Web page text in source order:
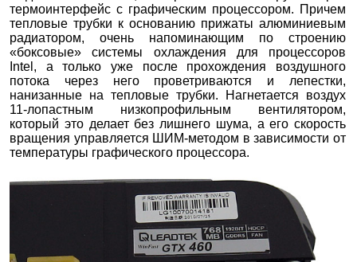
термоинтерфейс с графическим процессором. Причем
тепловые трубки к основанию прижаты алюминиевым
радиатором, очень напоминающим по строению
«боксовые» системы охлаждения для процессоров
Intel, а только уже после прохождения воздушного
потока через него проветриваются и лепестки,
нанизанные на тепловые трубки. Нагнетается воздух
11-лопастным низкопрофильным вентилятором,
который это делает без лишнего шума, а его скорость
вращения управляется ШИМ-методом в зависимости от
температуры графического процессора.